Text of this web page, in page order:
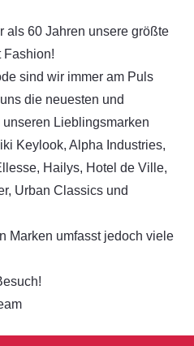
als 60 Jahren unsere größte
Fashion!
sind wir immer am Puls
die neuesten und
Lieblingsmarken
Keylook, Alpha Industries,
Hailys, Hotel de Ville,
Urban Classics und
Marken umfasst jedoch viele